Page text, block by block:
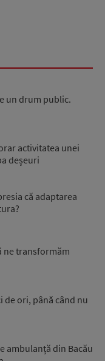
un drum public.
activitatea unei
deșeuri
că adaptarea
ne transformăm
de ori, până când nu
ambulanță din Bacău